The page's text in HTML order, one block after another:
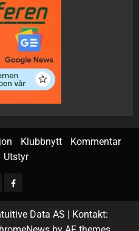
Klubbnytt
Kommentar
Utstyr
Data AS | Kontakt: